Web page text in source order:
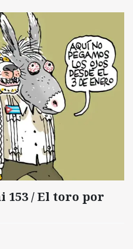
153 / El toro por